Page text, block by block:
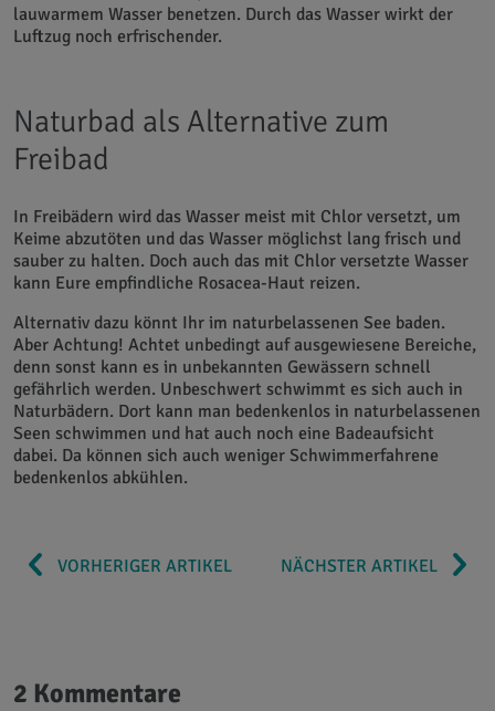
lauwarmem Wasser benetzen. Durch das Wasser wirkt der
Luftzug noch erfrischender.
Naturbad als Alternative zum
Freibad
In Freibädern wird das Wasser meist mit Chlor versetzt, um
Keime abzutöten und das Wasser möglichst lang frisch und
sauber zu halten. Doch auch das mit Chlor versetzte Wasser
kann Eure empfindliche Rosacea-Haut reizen.
Alternativ dazu könnt Ihr im naturbelassenen See baden.
Aber Achtung! Achtet unbedingt auf ausgewiesene Bereiche,
denn sonst kann es in unbekannten Gewässern schnell
gefährlich werden. Unbeschwert schwimmt es sich auch in
Naturbädern. Dort kann man bedenkenlos in naturbelassenen
Seen schwimmen und hat auch noch eine Badeaufsicht
dabei. Da können sich auch weniger Schwimmerfahrene
bedenkenlos abkühlen.
VORHERIGER ARTIKEL NÄCHSTER ARTIKEL
2 Kommentare